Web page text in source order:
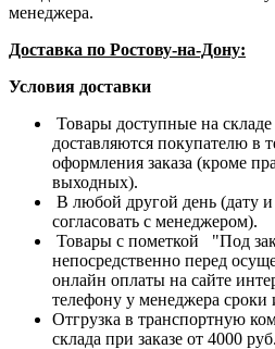
менеджера.
Доставка по Ростову-на-Дону:
Условия доставки
Товары доступные на
доставляются покупателю в
оформления заказа (кроме
выходных).
В любой другой день (дату
согласовать с менеджером).
Товары с пометкой "Под
непосредственно перед
онлайн оплаты на сайте
телефону у менеджера сроки
Отгрузка в транспортную
склада при заказе от 4000 руб.